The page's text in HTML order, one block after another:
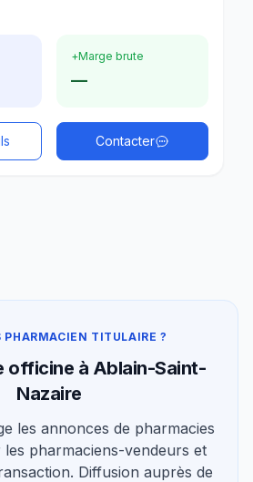
+Marge brute
—
Contacter
PHARMACIEN TITULAIRE ?
officine à Ablain-Saint-
Nazaire
les annonces de pharmacies
pharmaciens-vendeurs et
Diffusion auprès de